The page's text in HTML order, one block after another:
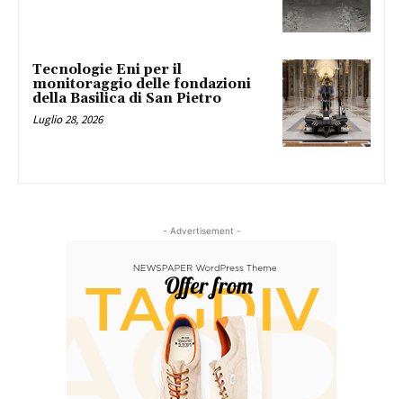
Tecnologie Eni per il
monitoraggio delle fondazioni
della Basilica di San Pietro
Luglio 28, 2026
- Advertisement -